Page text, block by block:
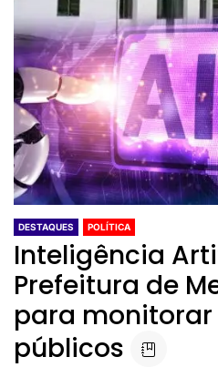
DESTAQUES POLÍTICA
Inteligência
Prefeitura de
para monitorar
públicos